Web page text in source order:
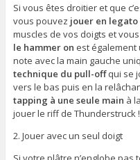
Si vous êtes droitier et que
vous pouvez jouer en legato
muscles de vos doigts et
le hammer on est également
note avec la main gauche
technique du pull-offqui se
vers le bas puis en la
tapping à une seule main à
jouer le riff de Thunderstruck !
2. Jouer avec un seul doigt